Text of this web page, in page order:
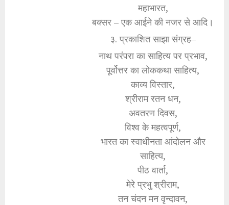
महाभारत,
बक्सर – एक आईने की नजर से आदि।
३. प्रकाशित साझा संग्रह–
नाथ परंपरा का साहित्य पर प्रभाव,
पूर्वोत्तर का लोककथा साहित्य,
काव्य विस्तार,
श्रीराम रतन धन,
अवतरण दिवस,
विश्व के महत्वपूर्ण,
भारत का स्वाधीनता आंदोलन और
साहित्य,
पीठ वार्ता,
मेरे प्रभु श्रीराम,
तन चंदन मन वृन्दावन,